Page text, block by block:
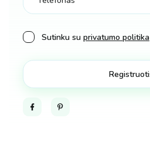
Sutinku su privatumo politika
FacebookPinterest